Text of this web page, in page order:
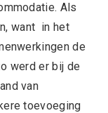
Als
want in het
de
werd er bij de
van
toevoeging